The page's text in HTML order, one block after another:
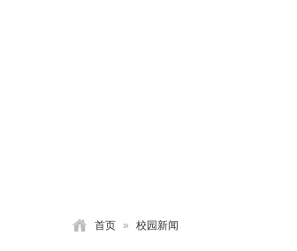
首页 » 校园新闻